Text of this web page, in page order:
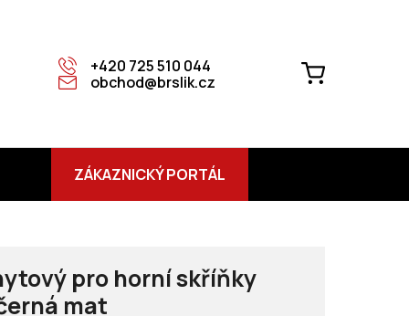
+420 725 510 044
obchod@brslik.cz
NÁKUPNÍ
ZÁKAZNICKÝ PORTÁL
pro horní skříňky
mat